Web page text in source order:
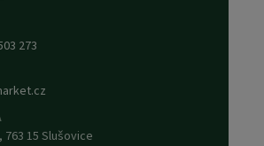
273
763 15 Slušovice